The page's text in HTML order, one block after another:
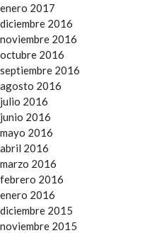
enero 2017
diciembre 2016
noviembre 2016
octubre 2016
septiembre 2016
agosto 2016
julio 2016
junio 2016
mayo 2016
abril 2016
marzo 2016
febrero 2016
enero 2016
diciembre 2015
noviembre 2015